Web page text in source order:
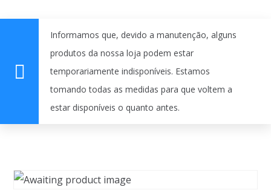
Informamos que, devido a manutenção, alguns
produtos da nossa loja podem estar
temporariamente indisponíveis. Estamos
tomando todas as medidas para que voltem a
estar disponíveis o quanto antes.